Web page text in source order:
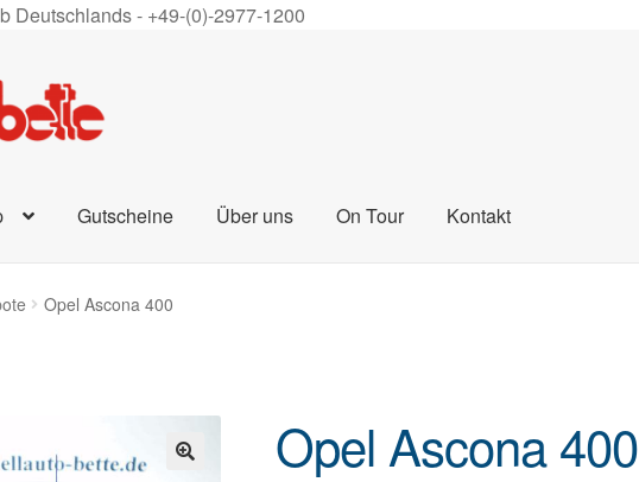
Deutschlands - +49-(0)-2977-1200
Gutscheine Über uns On Tour Kontakt
Opel Ascona 400
Opel Ascona 400